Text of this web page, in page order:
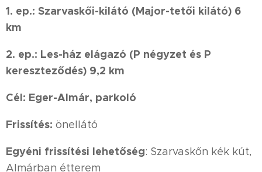
1. ep.: Szarvaskői-kilátó (Major-tetői kilátó) 6
km
2. ep.: Les-ház elágazó (P négyzet és P
kereszteződés) 9,2 km
Cél: Eger-Almár, parkoló
Frissítés: önellátó
Egyéni frissítési lehetőség: Szarvaskőn kék kút,
Almárban étterem